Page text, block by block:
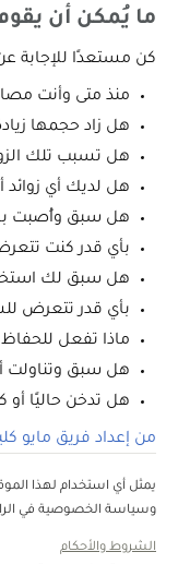
ما يُمكن أن
كن مستعدًا للإجابة
منذ متى وأنت
هل زاد حجمها
هل تسبب تلك
هل لديك أي زوائد
هل سبق وأُصبت
بأي قدر كنت
هل سبق لك
بأي قدر تتعرض
ماذا تفعل
هل سبق وتناولت
هل تدخن حاليًا
من إعداد فريق مايو
يمثل أي استخدام لهذا
وسياسة الخصوصية في
الشروط والأحكام